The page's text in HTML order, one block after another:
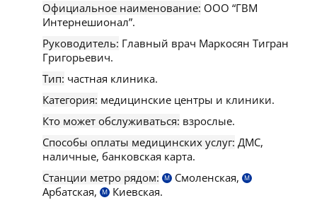
Официальное наименование: ООО “ГВМ
Интернешионал”.
Руководитель: Главный врач Маркосян Тигран
Григорьевич.
Тип: частная клиника.
Категория: медицинские центры и клиники.
Кто может обслуживаться: взрослые.
Способы оплаты медицинских услуг: ДМС,
наличные, банковская карта.
Станции метро рядом:
М Смоленская, М
Арбатская, М
Киевская.